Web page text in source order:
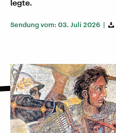
legte.
Sendung vom: 03. Juli 2026 |